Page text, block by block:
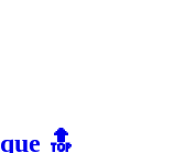
🔝